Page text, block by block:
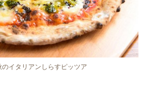
イタリアンしらすピッツア